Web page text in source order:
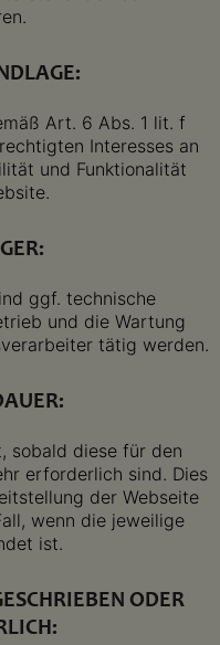
Art. 6 Abs. 1 lit. f
Interesses an
und Funktionalität
ggf. technische
und die Wartung
tätig werden.
sobald diese für den
erforderlich sind. Dies
der Webseite
wenn die jeweilige
ist.
ODER